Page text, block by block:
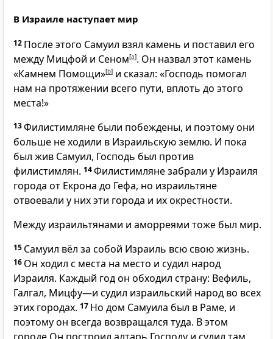
В Израиле наступает мир
12 После этого Самуил взял камень и поставил его
между Мицфой и Сеном[a]. Он назвал этот камень
«Камнем Помощи»[b] и сказал: «Господь помогал
нам на протяжении всего пути, вплоть до этого
места!»
13Филистимляне были побеждены, и поэтому они
больше не ходили в Израильскую землю. И пока
был жив Самуил, Господь был против
филистимлян. 14Филистимляне забрали у Израиля
города от Екрона до Гефа, но израильтяне
отвоевали у них эти города и их окрестности.
Между израильтянами и аморреями тоже был мир.
15 Самуил вёл за собой Израиль всю свою жизнь.
16 Он ходил с места на место и судил народ
Израиля. Каждый год он обходил страну: Вефиль,
Галгал, Мицфу—и судил израильский народ во всех
этих городах. 17 Но дом Самуила был в Раме, и
поэтому он всегда возвращался туда. В этом